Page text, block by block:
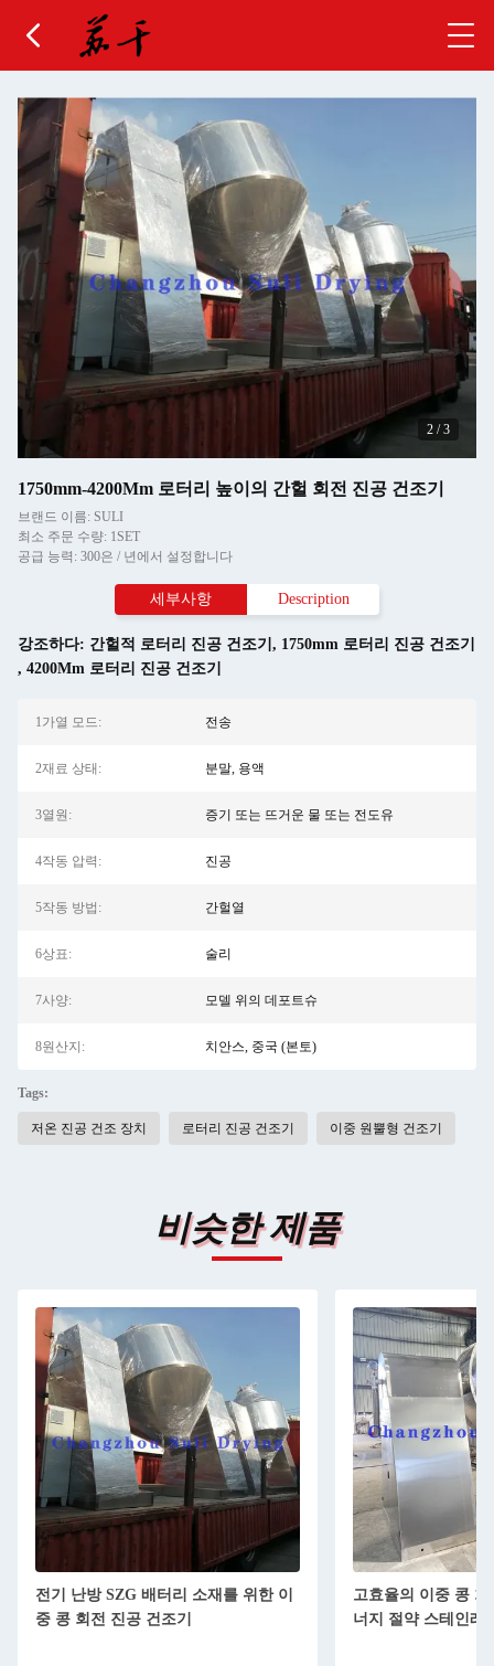
2 /3
1750mm-4200Mm 로터리 높이의 간헐 회전 진공 건조기
브랜드 이름: SULI
최소 주문 수량: 1SET
공급 능력: 300은 / 년에서 설정합니다
세부사항 Description
강조하다: 간헐적 로터리 진공 건조기 , 1750mm 로터리 진공 건조기
, 4200Mm 로터리 진공 건조기
1가열 모드: 전송
2재료 상태: 분말, 용액
3열원: 증기 또는 뜨거운 물 또는 전도유
4작동 압력: 진공
5작동 방법: 간헐열
6상표: 술리
7사양: 모델 위의 데포트슈
8원산지: 치안스, 중국 (본토)
Tags:
저온 진공 건조 장치 로터리 진공 건조기 이중 원뿔형 건조기
비슷한 제품
전기 난방 SZG 배터리 소재를 위한 이
중 콩 회전 진공 건조기
고효율의 이중 콩
너지 절약 스테인레